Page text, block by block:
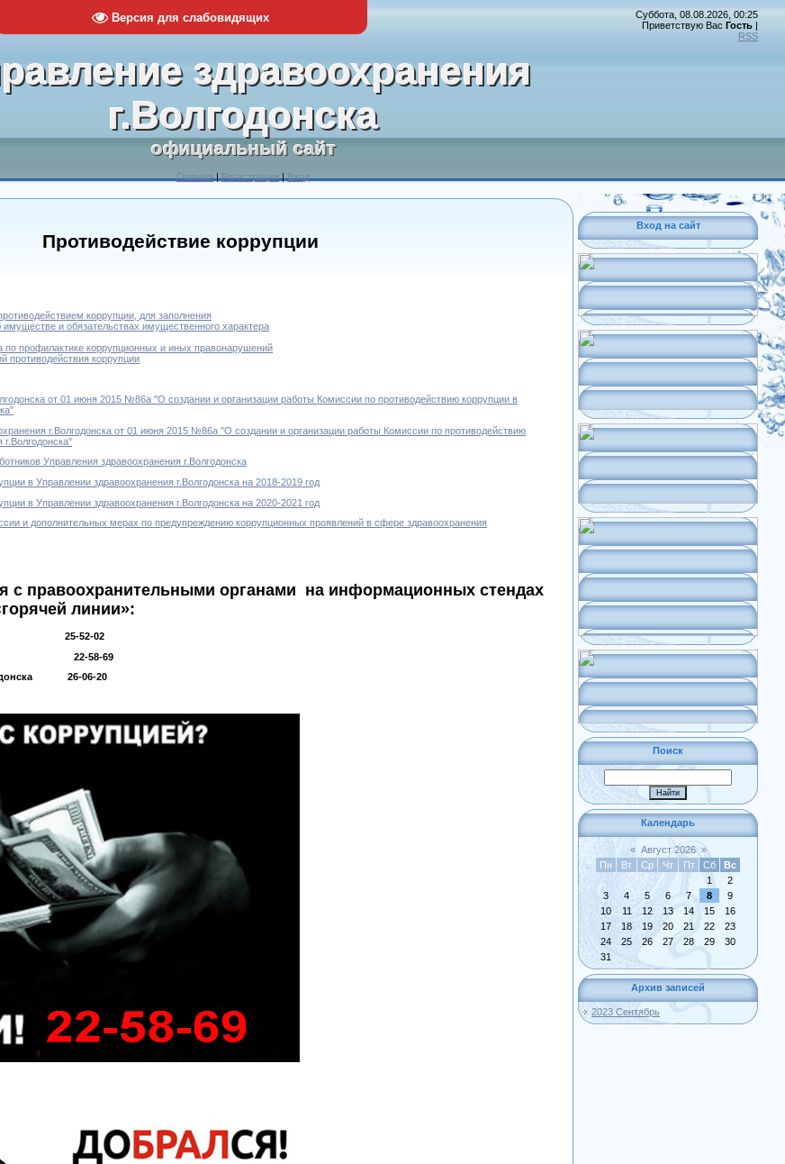
Версия для слабовидящих
здравоохранения
г.Волгодонска
официальный сайт
Главная|Регистрация|Вход
Суббота, 08.08.2026, 00:25
Приветствую Вас Гость |
RSS
Противодействие коррупции
коррупции, для заполнения
и обязательствах имущественного характера
профилактике коррупционных и иных правонарушений
противодействия коррупции
от 01 июня 2015 №86а "О создании и организации работы Комиссии по противодействию коррупции в
г.Волгодонска от 01 июня 2015 №86а "О создании и организации работы Комиссии по противодействию
Управления здравоохранения г.Волгодонска
в Управлении здравоохранения г.Волгодонска на 2018-2019 год
в Управлении здравоохранения г.Волгодонска на 2020-2021 год
и дополнительных мерах по предупреждению коррупционных проявлений в сфере здравоохранения
с правоохранительными органами на информационных стендах
линии»:
25-52-02
22-58-69
26-06-20
Вход на сайт
Поиск
Календарь
« Август 2026 »
Пн
Вт Ср Чт Пт Сб
Вс
1
2
3
4 5 6 7 8
9
10
11 12 13 14 15
16
17
18 19 20 21 22
23
24
25 26 27 28 29
30
31
Архив записей
2023 Сентябрь